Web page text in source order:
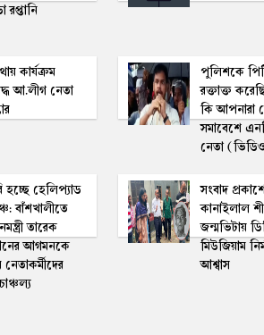
রপ্তানি
কার্যক্রম
আ.লীগ নেতা
পুলিশকে
রক্তাক্ত
কি আপনারা
সমাবেশে
নেতা
হচ্ছে হেলিপ্যাড
বাঁশখালীতে
তারেক
আগমনকে
নেতাকর্মীদের
সংবাদ
কানাইলাল
জন্মভিটায়
মিউজিয়াম
আশ্বাস